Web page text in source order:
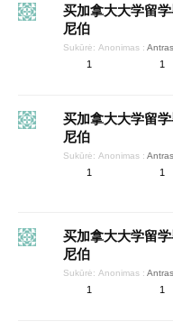
买加拿大大学留
尼伯
Sukūrė: Anonimas :
1 1
买加拿大大学留
尼伯
Sukūrė: Anonimas :
1 1
买加拿大大学留
尼伯
Sukūrė: Anonimas :
1 1